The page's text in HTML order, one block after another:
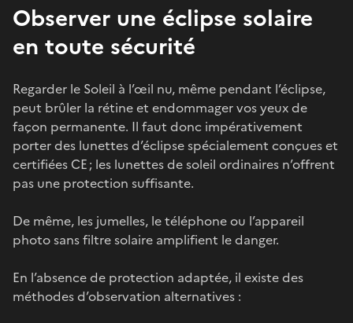
Observer une éclipse solaire
en toute sécurité
Regarder le Soleil à l’œil nu, même pendant l’éclipse,
peut brûler la rétine et endommager vos yeux de
façon permanente. Il faut donc impérativement
porter des lunettes d’éclipse spécialement conçues et
certifiées CE ; les lunettes de soleil ordinaires n’offrent
pas une protection suffisante.
De même, les jumelles, le téléphone ou l’appareil
photo sans filtre solaire amplifient le danger.
En l’absence de protection adaptée, il existe des
méthodes d’observation alternatives :